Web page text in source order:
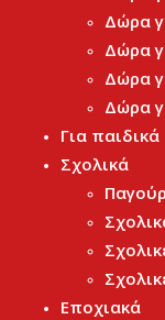
Δώρα
Δώρα
Δώρα
Δώρα
Για
Σχολικά
Εποχιακά